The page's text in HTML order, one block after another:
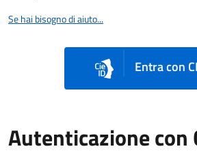
Se hai bisogno di aiuto...
Entra con
Autenticazione con